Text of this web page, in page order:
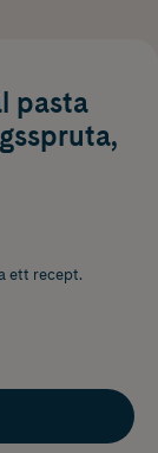
pasta
ett recept.